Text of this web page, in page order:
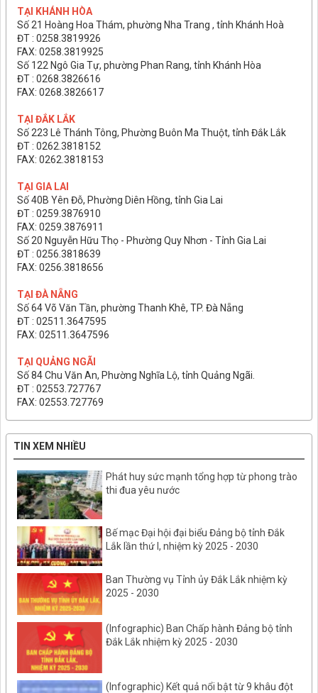
TẠI KHÁNH HÒA
Số 21 Hoàng Hoa Thám, phường Nha Trang , tỉnh Khánh Hoà
ĐT : 0258.3819926
FAX: 0258.3819925
Số 122 Ngô Gia Tự, phường Phan Rang, tỉnh Khánh Hòa
ĐT : 0268.3826616
FAX: 0268.3826617
TẠI ĐẮK LẮK
Số 223 Lê Thánh Tông, Phường Buôn Ma Thuột, tỉnh Đắk Lắk
ĐT : 0262.3818152
FAX: 0262.3818153
TẠI GIA LAI
Số 40B Yên Đỗ, Phường Diên Hồng, tỉnh Gia Lai
ĐT : 0259.3876910
FAX: 0259.3876911
Số 20 Nguyễn Hữu Thọ - Phường Quy Nhơn - Tỉnh Gia Lai
ĐT : 0256.3818639
FAX: 0256.3818656
TẠI ĐÀ NẴNG
Số 64 Võ Văn Tần, phường Thanh Khê, TP. Đà Nẵng
ĐT : 02511.3647595
FAX: 02511.3647596
TẠI QUẢNG NGÃI
Số 84 Chu Văn An, Phường Nghĩa Lộ, tỉnh Quảng Ngãi.
ĐT : 02553.727767
FAX: 02553.727769
TIN XEM NHIỀU
Phát huy sức mạnh tổng hợp từ phong trào
thi đua yêu nước
Bế mạc Đại hội đại biểu Đảng bộ tỉnh Đắk
Lắk lần thứ I, nhiệm kỳ 2025 - 2030
Ban Thường vụ Tỉnh ủy Đắk Lắk nhiệm kỳ
2025 - 2030
(Infographic) Ban Chấp hành Đảng bộ tỉnh
Đắk Lắk nhiệm kỳ 2025 - 2030
(Infographic) Kết quả nổi bật từ 9 khâu đột